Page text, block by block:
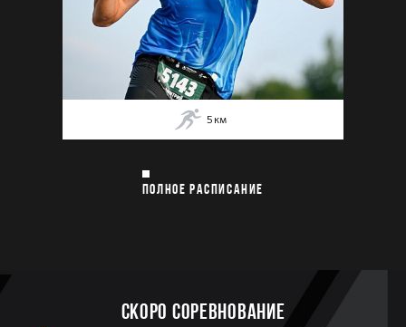
5 км
ПОЛНОЕ РАСПИСАНИЕ
Скоро соревнование